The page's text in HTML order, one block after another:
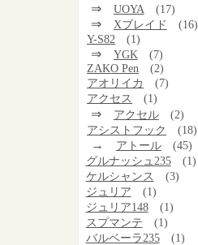
⇒ UOYA (17)
⇒ Xブレイド
(16)
Y-S82
(1)
⇒ YGK
(7)
ZAKO Pen
(2)
アオリイカ
(7)
アクセス
(1)
⇒ アクセル
(2)
アシストフック
(18)
→ アトール
(45)
グルナッシュ235
(1)
ケルシャンス
(3)
ジュリア
(1)
ジュリア148
(1)
スプマンテ
(1)
バルベーラ235
(1)